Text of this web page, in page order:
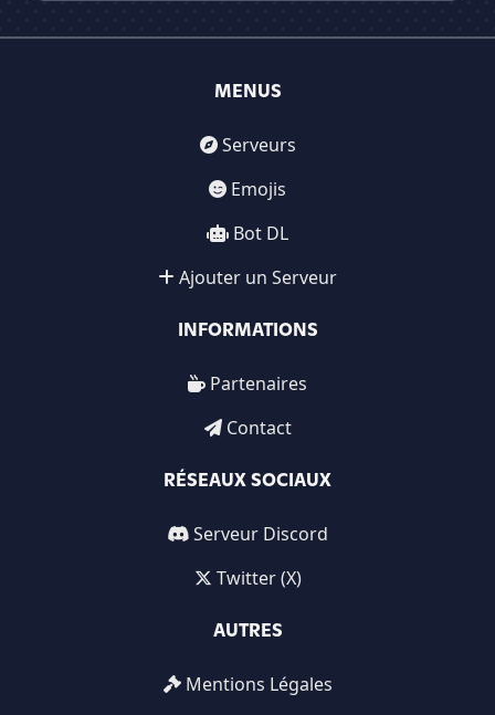
MENUS
Serveurs
Emojis
Bot DL
Ajouter un Serveur
INFORMATIONS
Partenaires
Contact
RÉSEAUX SOCIAUX
Serveur Discord
Twitter (X)
AUTRES
Mentions Légales